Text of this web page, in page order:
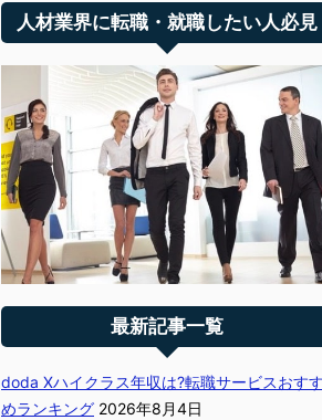
人材業界に転職・就職したい人必見
最新記事一覧
doda Xハイクラス年収は?転職サービスおすす
めランキング 2026年8月4日